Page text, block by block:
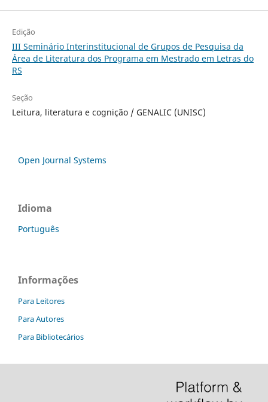
Edição
III Seminário Interinstitucional de Grupos de Pesquisa da
Área de Literatura dos Programa em Mestrado em Letras do
RS
Seção
Leitura, literatura e cognição / GENALIC (UNISC)
Open Journal Systems
Idioma
Português
Informações
Para Leitores
Para Autores
Para Bibliotecários